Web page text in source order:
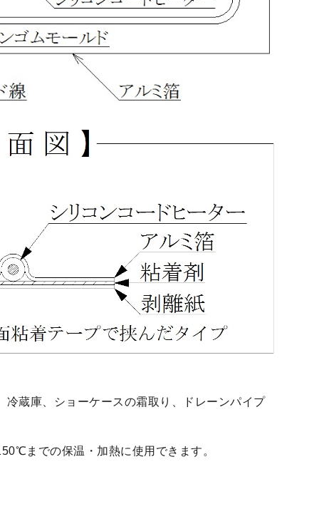
蔵庫、ショーケースの霜取り、ドレーンパイプ
までの保温・加熱に使用できます。